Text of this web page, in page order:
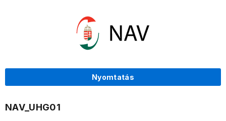
Nyomtatás
NAV_UHG01